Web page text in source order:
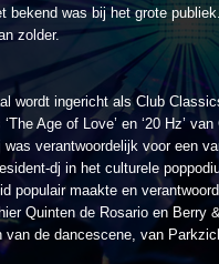
bekend was bij het grote
zolder.
wordt ingericht als Club
Age of Love’ en ‘20 Hz’
verantwoordelijk voor een
dj in het culturele
populair maakte en
Quinten de Rosario en Berry
van de dancescene, van